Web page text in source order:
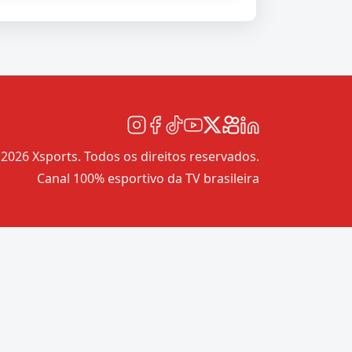
Xsports. Todos os direitos reservados.
Canal 100% esportivo da TV brasileira